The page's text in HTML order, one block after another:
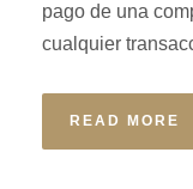
pago de una
cualquier
READ MORE